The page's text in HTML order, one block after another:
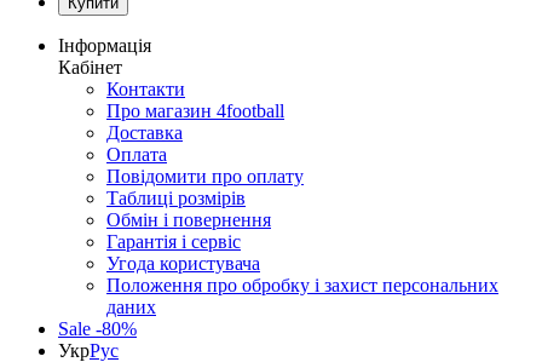
Інформація
Кабінет
Контакти
Про магазин 4football
Доставка
Оплата
Повідомити про оплату
Таблиці розмірів
Обмін і повернення
Гарантія і сервіс
Угода користувача
Положення про обробку і захист персональних
даних
Sale -80%
УкрРус